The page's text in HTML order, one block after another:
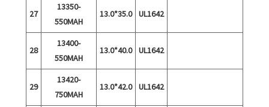
27
13350-
550MAH
13.0*35.0 UL1642
28
13400-
550MAH
13.0*40.0 UL1642
29
13420-
750MAH
13.0*42.0 UL1642